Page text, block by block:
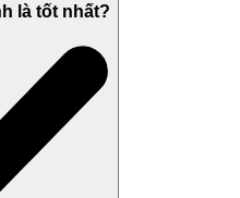
là tốt nhất?